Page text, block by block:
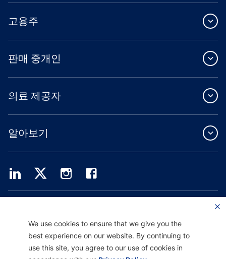
고용주
판매 중개인
의료 제공자
알아보기
Providence Health Assurance는 Medicare 및 Oregon Health Plan 계약을 체결한
은 계약 갱신에 따라 달라집니다.
We use cookies to ensure that we give you the
best experience on our website. By continuing to
use this site, you agree to our use of cookies in